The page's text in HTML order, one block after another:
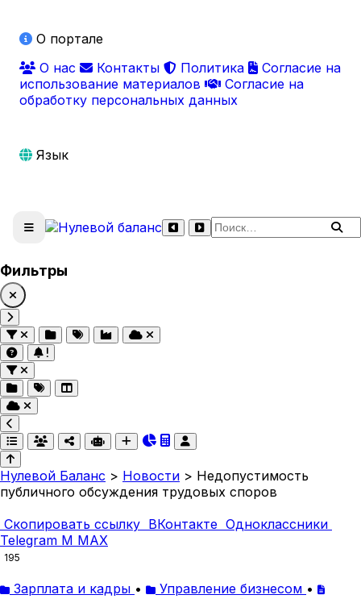
О портале
О нас
Контакты Политика
Согласие на
использование материалов
Согласие на
обработку персональных данных
Язык
Поиск по сайту
Фильтры
Нулевой Баланс > Новости > Недопустимость
публичного обсуждения трудовых споров
Скопировать ссылку ВКонтакте Одноклассники
Telegram M MAX
195
Зарплата и кадры • Управление бизнесом •